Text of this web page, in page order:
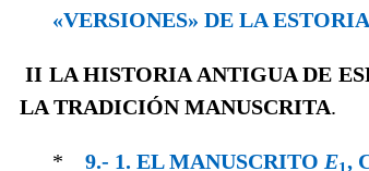
«VERSIONES» DE LA
II LA HISTORIA ANTIGUA DE
LA TRADICIÓN MANUSCRITA.
* 9.- 1. EL MANUSCRITO E1,